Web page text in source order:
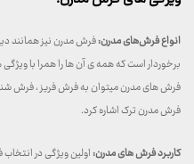
انواع فرش‌های مدرن:فرش مدرن نیز همانند
برخوردار است که همه ی آن ها را همرا با
فرش های مدرن میتوان به فرش فریز ، فرش
فرش مدرن ترک اشاره کرد.
کاربرد فرش های مدرن:اولین ویژگی در